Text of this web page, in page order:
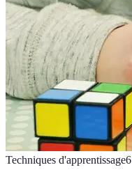
Techniques d'apprentissage6